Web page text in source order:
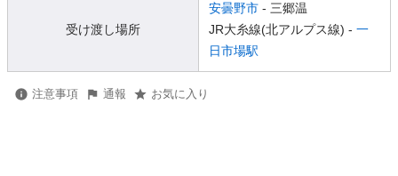
受け渡し場所
安曇野市 - 三郷温
JR大糸線(北アルプス線) - 一
日市場駅
注意事項 通報 お気に入り